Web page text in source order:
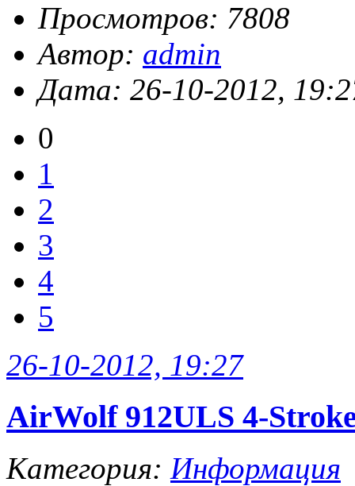
Просмотров: 7808
Автор: admin
Дата: 26-10-2012,
0
1
2
3
4
5
26-10-2012, 19:27
AirWolf 912ULS 4-
Категория: Информация